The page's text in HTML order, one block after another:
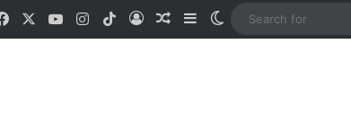
FacebookYouTubeInstagram
TikTokLog InRandom Article
SidebarSwitch skin